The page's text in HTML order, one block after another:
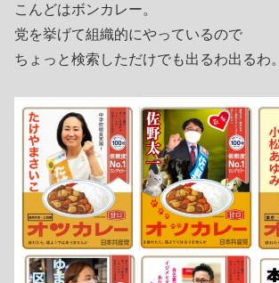
こんどはボンカレー。
党を挙げて組織的にやっているので
ちょっと検索しただけでも出るわ出るわ。